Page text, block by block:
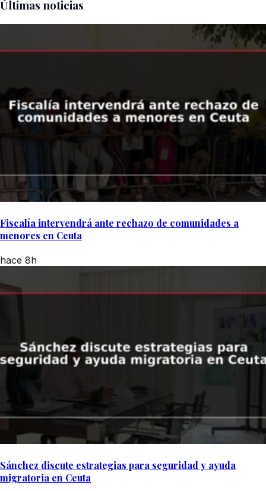
Últimas noticias
Fiscalía intervendrá ante rechazo de comunidades a
menores en Ceuta
hace 8h
Sánchez discute estrategias para seguridad y ayuda
migratoria en Ceuta